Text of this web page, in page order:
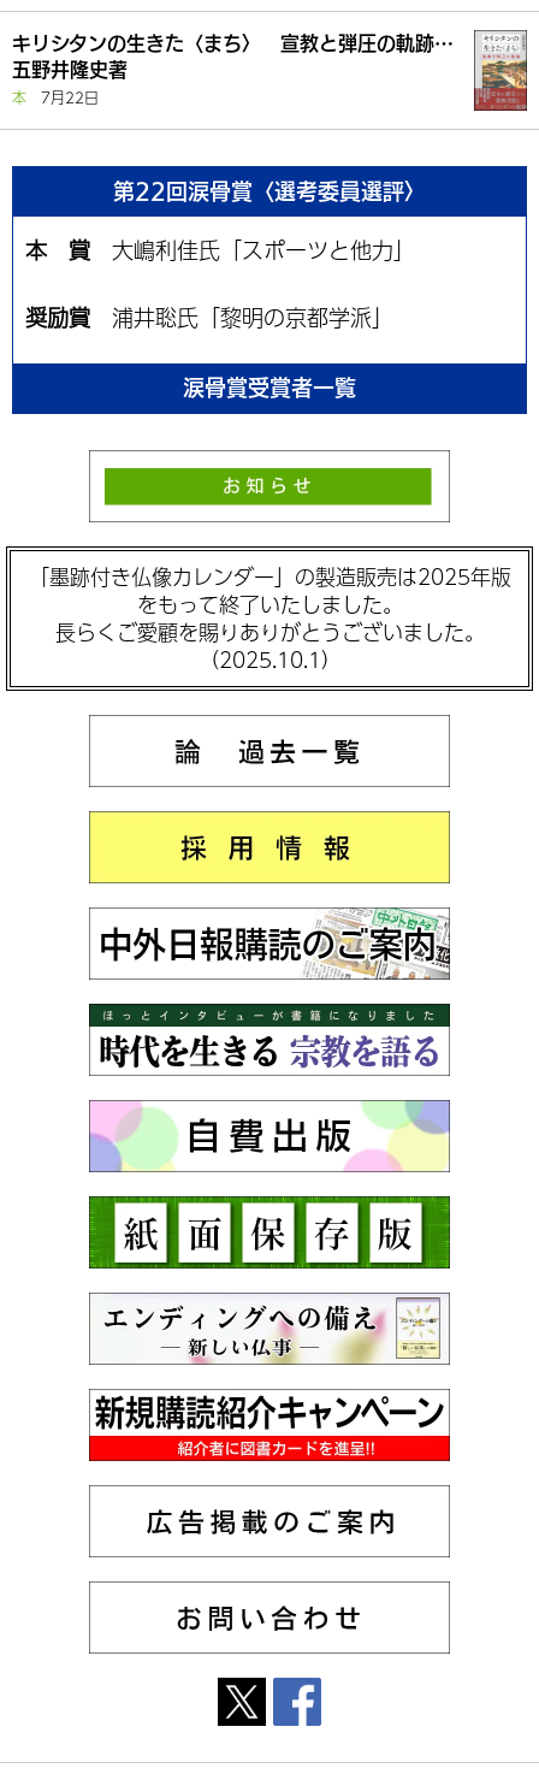
キリシタンの生きた〈まち〉 宣教と弾圧の軌跡…
五野井隆史著
本 7月22日
第22回涙骨賞〈選考委員選評〉
本 賞 大嶋利佳氏「スポーツと他力」
奨励賞 浦井聡氏「黎明の京都学派」
涙骨賞受賞者一覧
「墨跡付き仏像カレンダー」の製造販売は2025年版
をもって終了いたしました。
長らくご愛顧を賜りありがとうございました。
（2025.10.1）